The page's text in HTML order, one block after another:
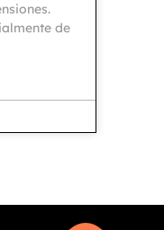
de